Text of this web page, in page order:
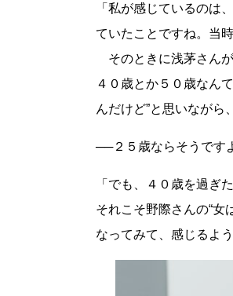
「私が感じているのは
ていたことですね。当
そのときに浅茅さんが
４０歳とか５０歳なん
んだけど”と思いながら
──２５歳ならそうです
「でも、４０歳を過ぎ
それこそ野際さんの“女
なってみて、感じるよ